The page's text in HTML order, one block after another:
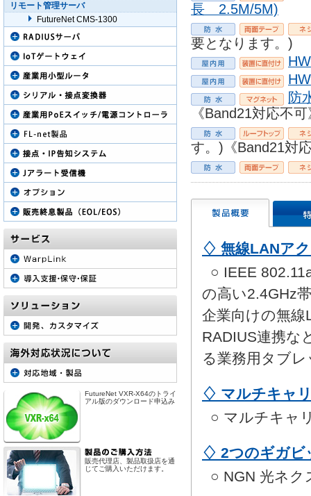
長 2.5M/5M)
要となります。)
防
《Band21対応不
す。)《Band21対
♢ 無線LANア
○ IEEE
の高い2.4GHz
企業向けの無
RADIUS連携な
る業務用タブ
♢ マルチキャ
○ マルチキャ
♢ 2つのギガビ
○ NGN 光ネク
リモート管理サーバ
FutureNet CMS-1300
FutureNet VXR-X64のトライ
アル版のダウンロード申込み
販売代理店、製品取扱店を通
じてご購入いただけます。